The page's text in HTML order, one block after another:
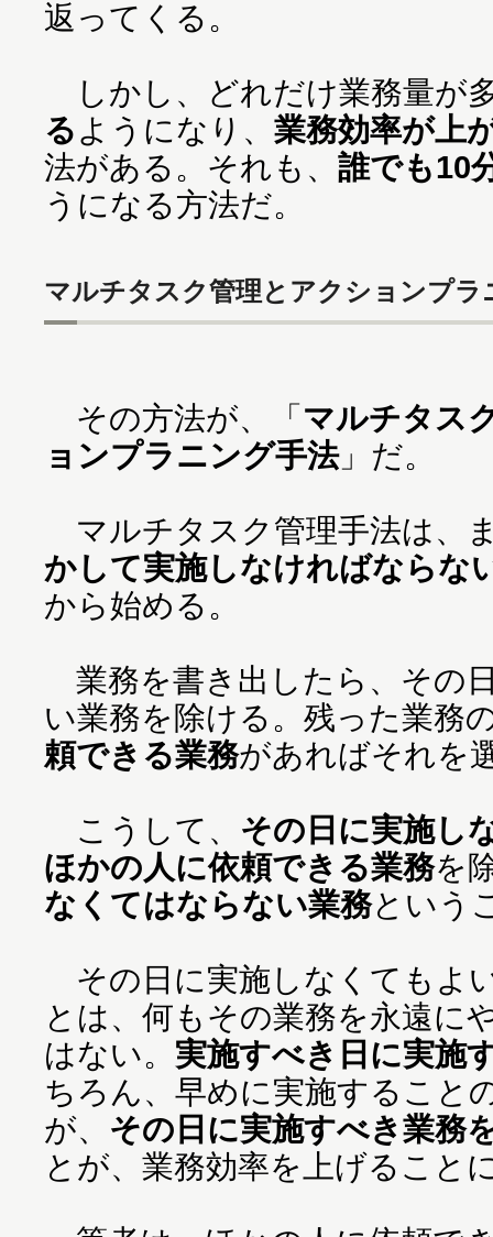
返ってくる。
しかし、どれだけ業務量が
るようになり、 業務効率が上
法がある。それも、 誰でも10
うになる方法だ。
マルチタスク管理とアクションプラ
その方法が、「マルチタス
ョンプラニング手法」だ。
マルチタスク管理手法は、
かして実施しなければならな
から始める。
業務を書き出したら、その
い業務を除ける。残った業務
頼できる業務があればそれを
こうして、 その日に実施し
ほかの人に依頼できる業務を
なくてはならない業務という
その日に実施しなくてもよ
とは、何もその業務を永遠に
はない。 実施すべき日に実施
ちろん、早めに実施すること
が、 その日に実施すべき業務
とが、業務効率を上げること